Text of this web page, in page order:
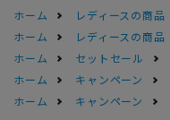
ホーム レディースの商品
ホーム
レディースの商品
ホーム
セットセール
ホーム
キャンペーン
ホーム
キャンペーン